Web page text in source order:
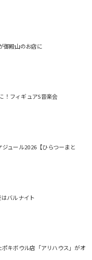
御殿山のお店に
！フィギュアS音楽会
ュール2026【ひらつーまと
バルナイト
キボウル店「アリハウス」がオ